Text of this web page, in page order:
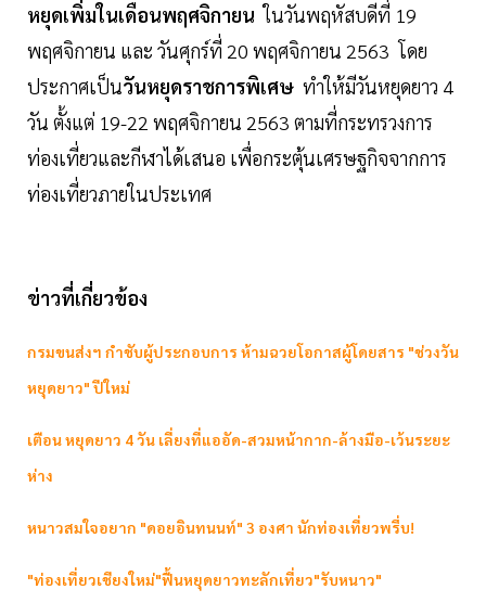
หยุดเพิ่มในเดือนพฤศจิกายนในวันพฤหัสบดีที่ 19
พฤศจิกายน และ วันศุกร์ที่ 20 พฤศจิกายน 2563 โดย
ประกาศเป็นวันหยุดราชการพิเศษ ทำให้มีวันหยุดยาว 4
วัน ตั้งแต่ 19-22 พฤศจิกายน 2563 ตามที่กระทรวงการ
ท่องเที่ยวและกีฬาได้เสนอ เพื่อกระตุ้นเศรษฐกิจจากการ
ท่องเที่ยวภายในประเทศ
ข่าวที่เกี่ยวข้อง
กรมขนส่งฯ กำชับผู้ประกอบการ ห้ามฉวยโอกาสผู้โดยสาร "ช่วงวัน
หยุดยาว" ปีใหม่
เตือน หยุดยาว 4 วัน เลี่ยงที่แออัด-สวมหน้ากาก-ล้างมือ-เว้นระยะ
ห่าง
หนาวสมใจอยาก "ดอยอินทนนท์" 3 องศา นักท่องเที่ยวพรึ่บ!
"ท่องเที่ยวเชียงใหม่"ฟื้นหยุดยาวทะลักเที่ยว"รับหนาว"